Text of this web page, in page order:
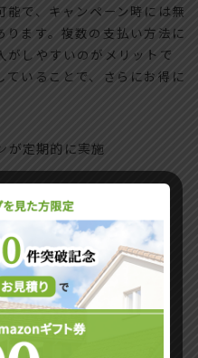
で、キャンペーン時には無
ます。複数の支払い方法に
がしやすいのがメリットで
いることで、さらにお得に
が定期的に実施
条件の違い
を紹介します。例えば、
払いで分割すると、